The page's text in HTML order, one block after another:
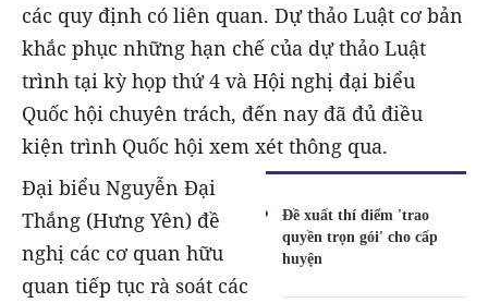
các quy định có liên quan. Dự thảo Luật cơ bản
khắc phục những hạn chế của dự thảo Luật
trình tại kỳ họp thứ 4 và Hội nghị đại biểu
Quốc hội chuyên trách, đến nay đã đủ điều
kiện trình Quốc hội xem xét thông qua.
Đề xuất thí điểm 'trao
quyền trọn gói' cho cấp
huyện
Đại biểu Nguyễn Đại
Thắng (Hưng Yên) đề
nghị các cơ quan hữu
quan tiếp tục rà soát các